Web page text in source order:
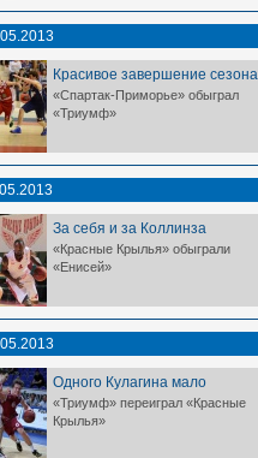
Красивое завершение сезона
«Спартак-Приморье» обыграл
«Триумф»
За себя и за Коллинза
«Красные Крылья» обыграли
«Енисей»
Одного Кулагина мало
«Триумф» переиграл «Красные
Крылья»